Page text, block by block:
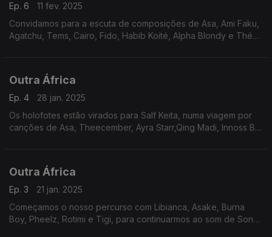
Ep. 6
11 fev. 2025
Convidamos para a escuta de composições de Asa, Ami Faku,
Agatchu, Tems, Cairo, Fido, Habib Koité, Alpha Blondy e Théo
Outra África
Ep. 4
28 jan. 2025
Os holofotes estão virados para Salf Keita, numa viagem por
canções de Asa, Theecember, Ayra Starr,Qing Madi, Innoss B,
Outra África
Ep. 3
21 jan. 2025
Começamos o nosso percurso com Libianca, Asake, Burna
Boy, Pheelz, Rotimi e Tigi, para continuarmos ao som de Sona